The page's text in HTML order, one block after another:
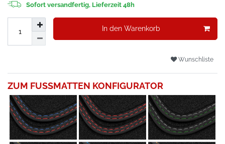
Sofort versandfertig, Lieferzeit 48h
In den Warenkorb
Wunschliste
ZUM FUSSMATTEN KONFIGURATOR